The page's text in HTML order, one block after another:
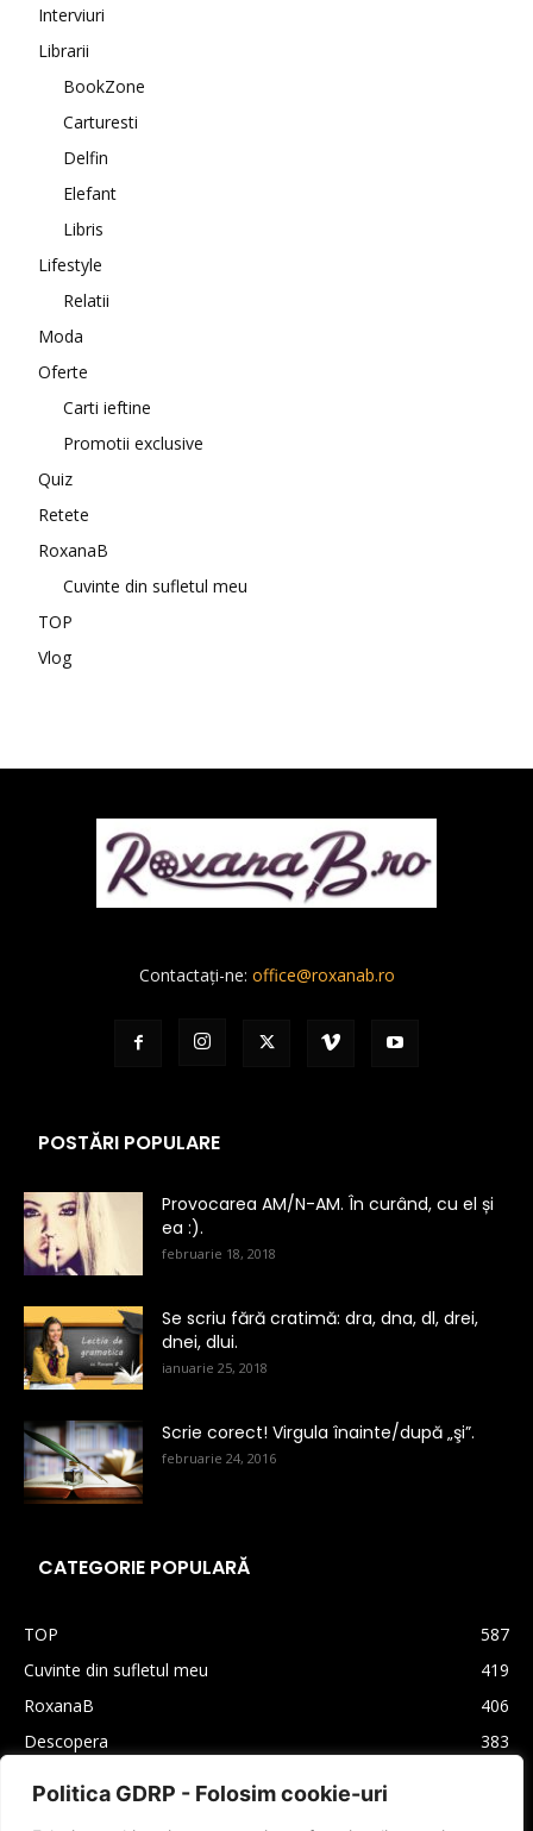
Politica GDRP - Folosim cookie-uri
Interviuri
Librarii
BookZone
Carturesti
Delfin
Elefant
Libris
Lifestyle
Relatii
Moda
Oferte
Carti ieftine
Promotii exclusive
Quiz
Retete
RoxanaB
Cuvinte din sufletul meu
TOP
Vlog
Contactați-ne: office@roxanab.ro
POSTĂRI POPULARE
Provocarea AM/N-AM. În curând, cu el și
ea :).
februarie 18, 2018
Se scriu fără cratimă: dra, dna, dl, drei,
dnei, dlui.
ianuarie 25, 2018
Scrie corect! Virgula înainte/după „şi”.
februarie 24, 2016
CATEGORIE POPULARĂ
TOP
587
Cuvinte din sufletul meu
419
RoxanaB
406
Descopera
383